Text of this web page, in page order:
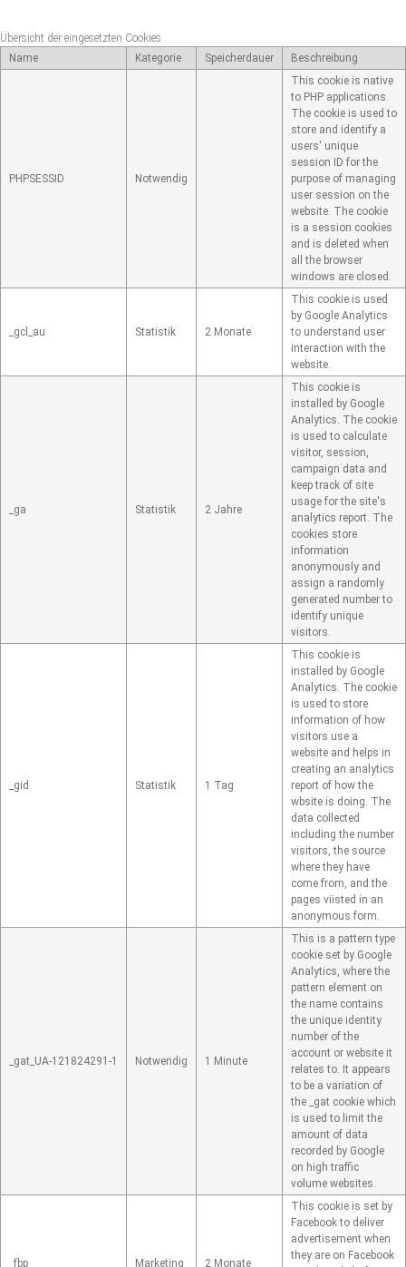
Übersicht der eingesetzten Cookies
Name
Kategorie Speicherdauer Beschreibung
PHPSESSID Notwendig
This cookie is native
to PHP applications.
The cookie is used to
store and identify a
users' unique
session ID for the
purpose of managing
user session on the
website. The cookie
is a session cookies
and is deleted when
all the browser
windows are closed.
_gcl_au Statistik 2 Monate
This cookie is used
by Google Analytics
to understand user
interaction with the
website.
_ga Statistik 2 Jahre
This cookie is
installed by Google
Analytics. The cookie
is used to calculate
visitor, session,
campaign data and
keep track of site
usage for the site's
analytics report. The
cookies store
information
anonymously and
assign a randomly
generated number to
identify unique
visitors.
_gid Statistik 1 Tag
This cookie is
installed by Google
Analytics. The cookie
is used to store
information of how
visitors use a
website and helps in
creating an analytics
report of how the
wbsite is doing. The
data collected
including the number
visitors, the source
where they have
come from, and the
pages viisted in an
anonymous form.
_gat_UA-121824291-1 Notwendig 1 Minute
This is a pattern type
cookie set by Google
Analytics, where the
pattern element on
the name contains
the unique identity
number of the
account or website it
relates to. It appears
to be a variation of
the _gat cookie which
is used to limit the
amount of data
recorded by Google
on high traffic
volume websites.
_fbp Marketing 2 Monate
This cookie is set by
Facebook to deliver
advertisement when
they are on Facebook